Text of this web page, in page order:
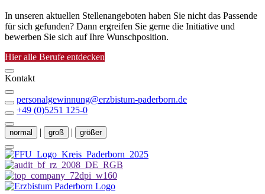
In unseren aktuellen Stellenangeboten haben Sie nicht das Passende
für sich gefunden? Dann ergreifen Sie gerne die Initiative und
bewerben Sie sich auf Ihre Wunschposition.
Hier alle Berufe entdecken
Kontakt
personalgewinnung@erzbistum-paderborn.de
+49 (0)5251 125-0
normal | groß | größer